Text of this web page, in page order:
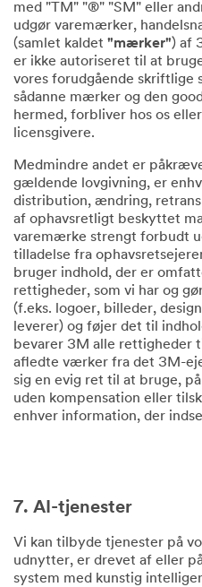
med "TM" "®" "SM" eller
udgør varemærker,
(samlet kaldet "mærker") af
er ikke autoriseret til at
vores forudgående skriftlige
sådanne mærker og den
hermed, forbliver hos os
licensgivere.
Medmindre andet er
gældende lovgivning, er
distribution, ændring,
af ophavsretligt beskyttet
varemærke strengt forbudt
tilladelse fra
bruger indhold, der er
rettigheder, som vi har og
(f.eks. logoer, billeder,
leverer) og føjer det til
bevarer 3M alle rettigheder
afledte værker fra det 3M-
sig en evig ret til at bruge,
uden kompensation eller
enhver information, der
7. AI-tjenester
Vi kan tilbyde tjenester på
udnytter, er drevet af eller
system med kunstig